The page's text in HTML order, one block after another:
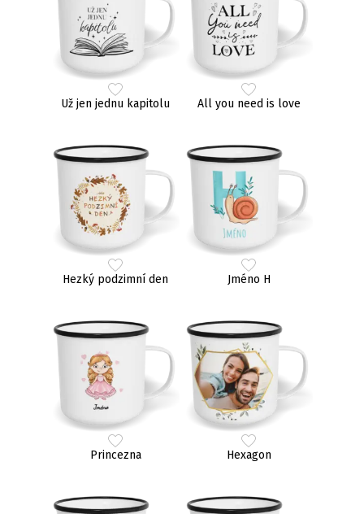
Už jen jednu kapitolu All you need is love
Hezký podzimní den Jméno H
Princezna Hexagon